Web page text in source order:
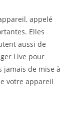
appelé
Elles
aussi de
Live pour
jamais de mise à
votre appareil